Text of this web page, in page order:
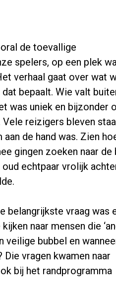
de toevallige
spelers, op een plek
verhaal gaat over wat
dat bepaalt. Wie valt
was uniek en bijzonder
reizigers bleven
de hand was. Zien
gingen zoeken naar de
oud echtpaar vrolijk
belangrijkste vraag was
naar mensen die
veilige bubbel en
vragen kwamen naar
bij het randprogramma